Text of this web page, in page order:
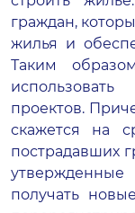
граждан,
жилья и
Таким
проектов.
скажется на
пострадавших
получать